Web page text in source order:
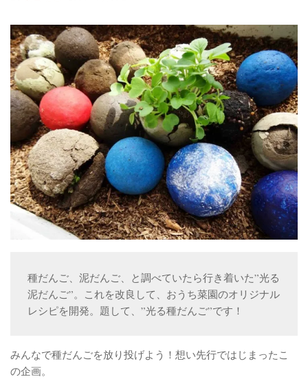
コンクリート鉢
ベランダ用フェルト鉢
ガーデニンファニチャー
DIYアクアポニックス資材
さかな畑
アロマとハーブ
アクアポニックス
ベジタブル
世界の菜園
種だんご、泥だんご、と調べていたら行き着いた”光る
泥だんご”。これを改良して、おうち菜園のオリジナル
レシピを開発。題して、”光る種だんご”です！
みんなで種だんごを放り投げよう！想い先行ではじまったこ
の企画。